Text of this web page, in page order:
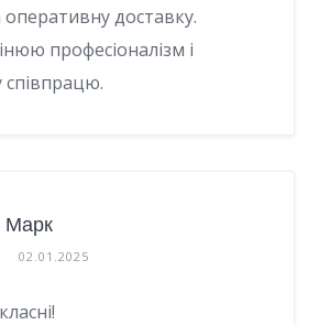
оперативну доставку.
професіоналізм і
Марк
02.01.2025